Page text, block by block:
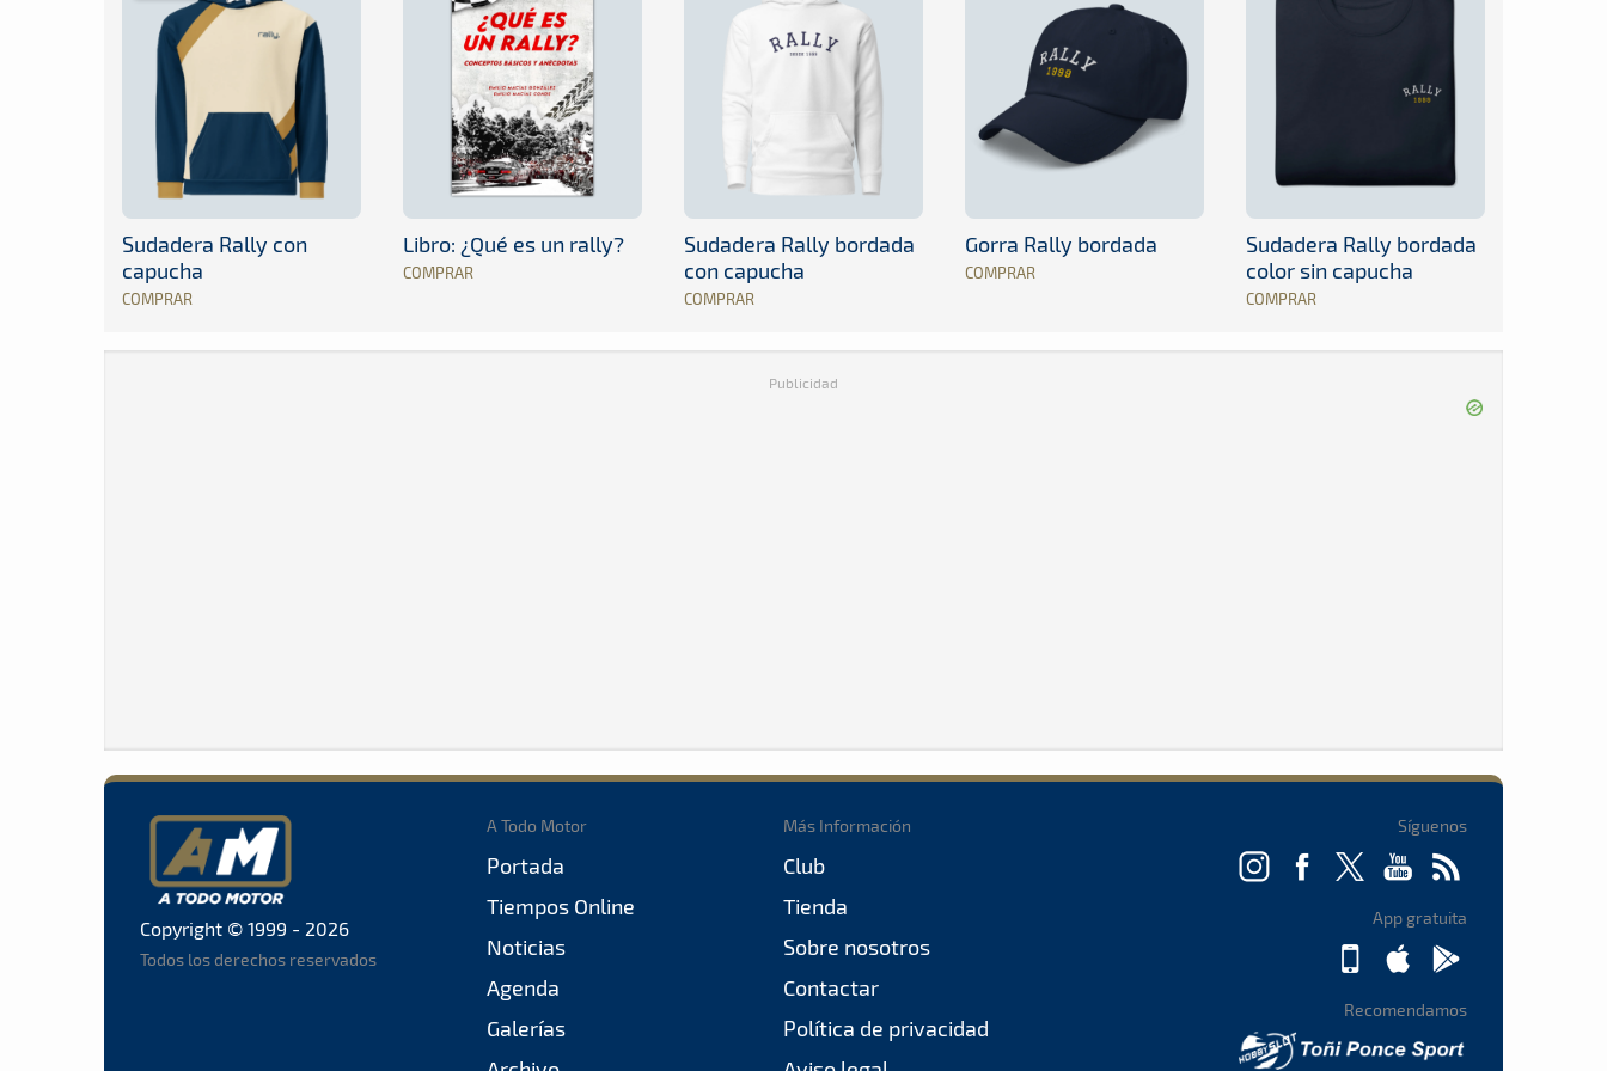
Sudadera Rally con
capucha
COMPRAR
Libro: ¿Qué es un rally?
COMPRAR
Sudadera Rally bordada
con capucha
COMPRAR
Gorra Rally bordada
COMPRAR
Sudadera Rally bordada
color sin capucha
COMPRAR
Publicidad
Copyright © 1999 - 2026
Todos los derechos reservados
A Todo Motor
Portada
Tiempos Online
Noticias
Agenda
Galerías
Más Información
Club
Tienda
Sobre nosotros
Contactar
Política de privacidad
Síguenos
App gratuita
Recomendamos